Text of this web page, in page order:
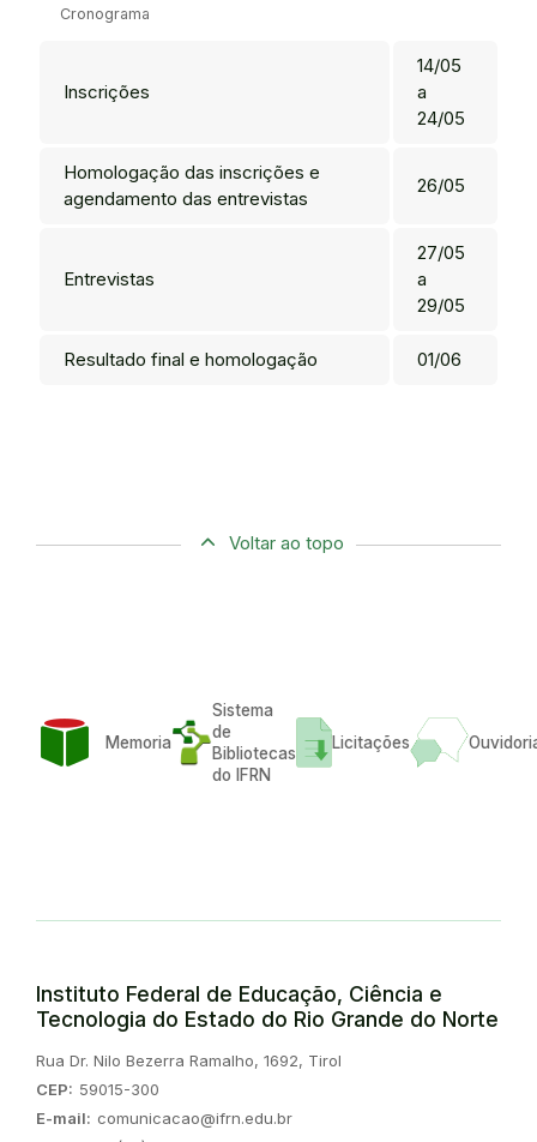
Cronograma
Inscrições
14/05
a
24/05
Homologação das inscrições e
agendamento das entrevistas
26/05
Entrevistas
27/05
a
29/05
Resultado final e homologação 01/06
Voltar ao topo
Memoria
Sistema
de
Bibliotecas
do IFRN
Licitações
Instituto Federal de Educação, Ciência e
Tecnologia do Estado do Rio Grande do Norte
Endereço:
Rua Dr. Nilo Bezerra Ramalho, 1692, Tirol
CEP: 59015-300
E-mail: comunicacao@ifrn.edu.br